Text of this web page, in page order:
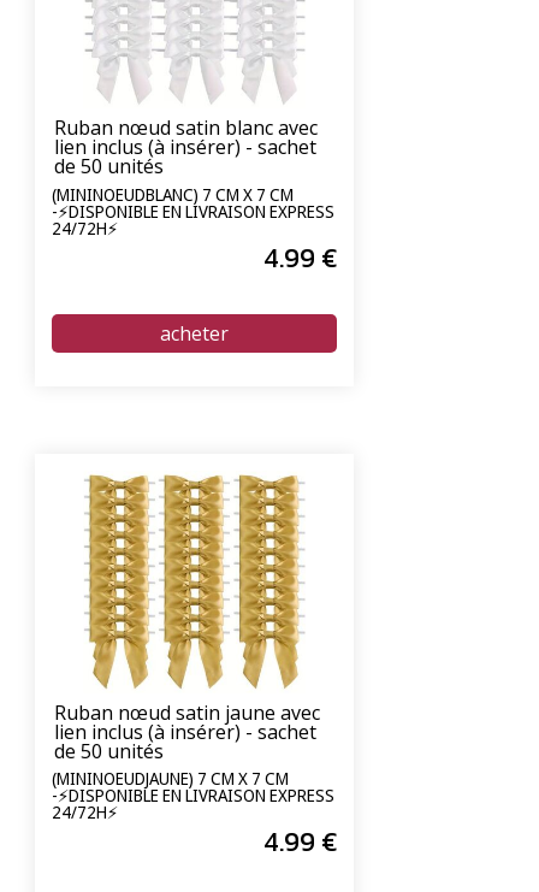
Ruban nœud satin blanc avec
lien inclus (à insérer) - sachet
de 50 unités
(MININOEUDBLANC) 7 CM X 7 CM
-⚡DISPONIBLE EN LIVRAISON EXPRESS
24/72H⚡
4.99 €
Ruban nœud satin jaune avec
lien inclus (à insérer) - sachet
de 50 unités
(MININOEUDJAUNE) 7 CM X 7 CM
-⚡DISPONIBLE EN LIVRAISON EXPRESS
24/72H⚡
4.99 €